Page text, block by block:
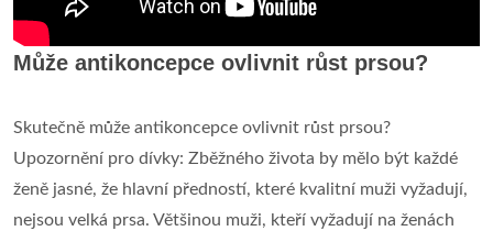
Může antikoncepce ovlivnit růst prsou?
Skutečně může antikoncepce ovlivnit růst prsou?
Upozornění pro dívky: Zběžného života by mělo být každé
ženě jasné, že hlavní předností, které kvalitní muži vyžadují,
nejsou velká prsa. Většinou muži, kteří vyžadují na ženách